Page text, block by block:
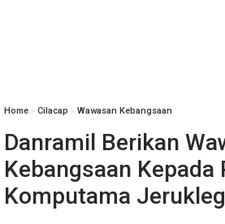
Home » Cilacap » Wawasan Kebangsaan
Danramil Berikan
Kebangsaan Kepada
Komputama